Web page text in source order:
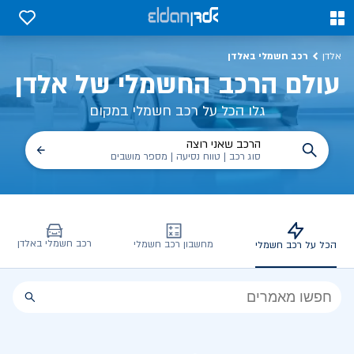
0
0
אלדן רכב חשמלי באלדן
עולם הרכב החשמלי של אלדן
גלו הכל על רכב חשמלי במקום
הרכב שאני רוצה
סוג רכב | טווח נסיעה | מספר מושבים
הכל על רכב חשמלי מחשבון רכב חשמלי רכב חשמלי באלדן
הכל
הכל על רכב חשמלי, שימושים, טכנולוגיה וכל מה שכדי לדעת | אלדן